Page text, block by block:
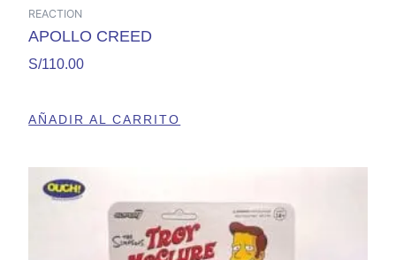
REACTION
APOLLO CREED
S/110.00
AÑADIR AL CARRITO